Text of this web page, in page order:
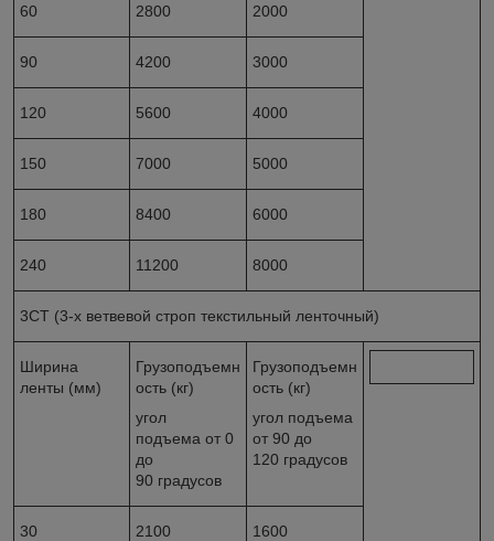
60 2800 2000
90 4200 3000
120 5600 4000
150 7000 5000
180 8400 6000
240 11200 8000
3СТ (3-х ветвевой строп текстильный ленточный)
Ширина
ленты (мм)
Грузоподъемн
ость (кг)
угол
подъема от 0
до
90 градусов
Грузоподъемн
ость (кг)
угол подъема
от 90 до
120 градусов
30 2100 1600